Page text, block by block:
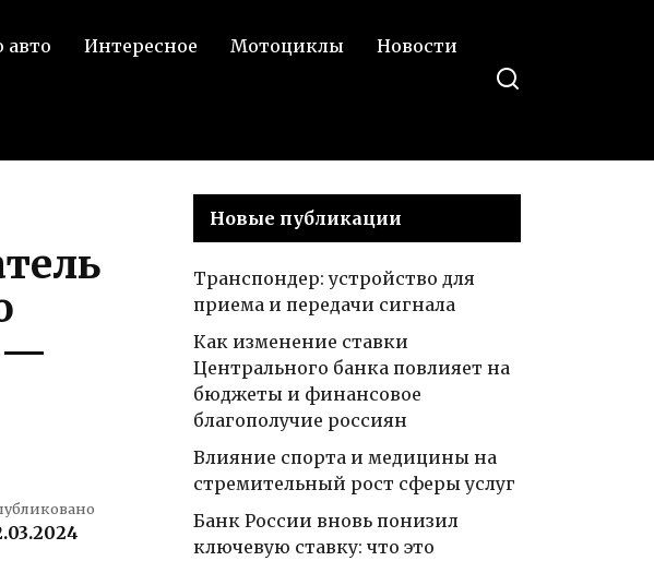
авто Интересное Мотоциклы Новости
—
Новые публикации
Транспондер: устройство для
приема и передачи сигнала
Как изменение ставки
Центрального банка повлияет на
бюджеты и финансовое
благополучие россиян
Влияние спорта и медицины на
стремительный рост сферы услуг
Банк России вновь понизил
ключевую ставку: что это